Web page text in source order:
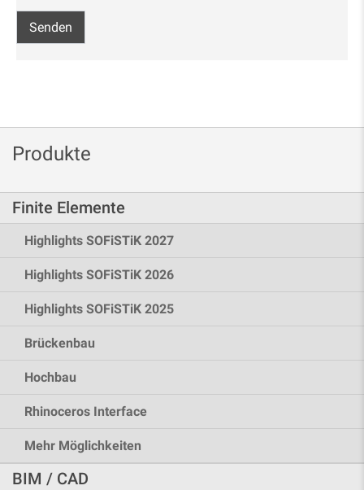
Produkte
Finite Elemente
Highlights SOFiSTiK 2027
Highlights SOFiSTiK 2026
Highlights SOFiSTiK 2025
Brückenbau
Hochbau
Rhinoceros Interface
Mehr Möglichkeiten
BIM / CAD